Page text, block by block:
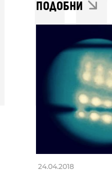
ПОДОБНИ
24.04.2018